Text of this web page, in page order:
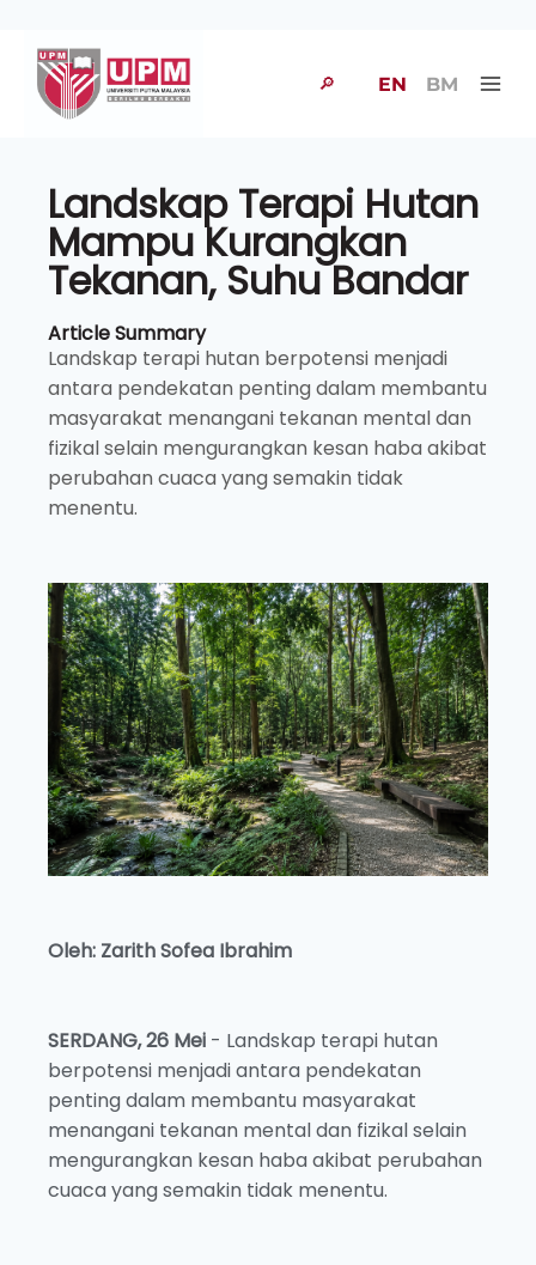
🔎 EN BM
Landskap Terapi Hutan
Mampu Kurangkan
Tekanan, Suhu Bandar
Article Summary
Landskap terapi hutan berpotensi menjadi
antara pendekatan penting dalam membantu
masyarakat menangani tekanan mental dan
fizikal selain mengurangkan kesan haba akibat
perubahan cuaca yang semakin tidak
menentu.
Oleh: Zarith Sofea Ibrahim
SERDANG, 26 Mei - Landskap terapi hutan
berpotensi menjadi antara pendekatan
penting dalam membantu masyarakat
menangani tekanan mental dan fizikal selain
mengurangkan kesan haba akibat perubahan
cuaca yang semakin tidak menentu.